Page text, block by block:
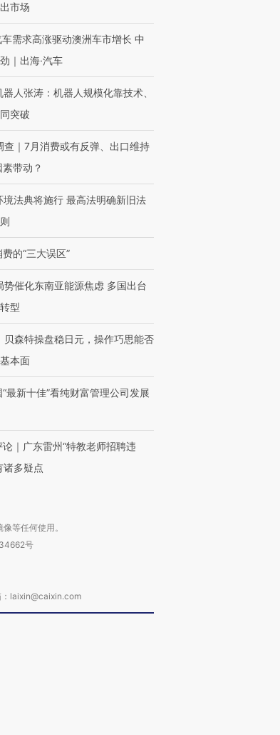
心“花钱找虐”？
有意思的生活方式·第三对
【商旅对话】华住集团
市场
车需求高涨驱动澳洲车市增长 中
｜出海·汽车
器人张涛：机器人规模化靠技术、
突破
查｜7月消费或有反弹、出口维持
带动？
境法典将施行 最高法明确新旧法
的“三大误区”
势催化东南亚能源焦虑 多国出台
型
贝森特操盘稳日元，操作巧思能否
本面
“最新十佳”看纯财富管理公司发展
论｜广东雷州“特教老师招聘违
诸多疑点
等任何使用。
号
laixin@caixin.com